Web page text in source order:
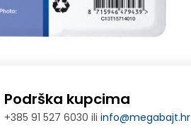
Podrška kupcima
+385 91 527 6030 iliinfo@megabajt.hr